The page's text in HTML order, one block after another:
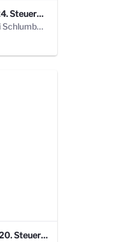
20181112 Protokoll 24. Steuerungskreis.pdf
vor 5 Jahren von Anni Schlumberger
20170524 Protokoll 20. Steuerungskreis.pdf